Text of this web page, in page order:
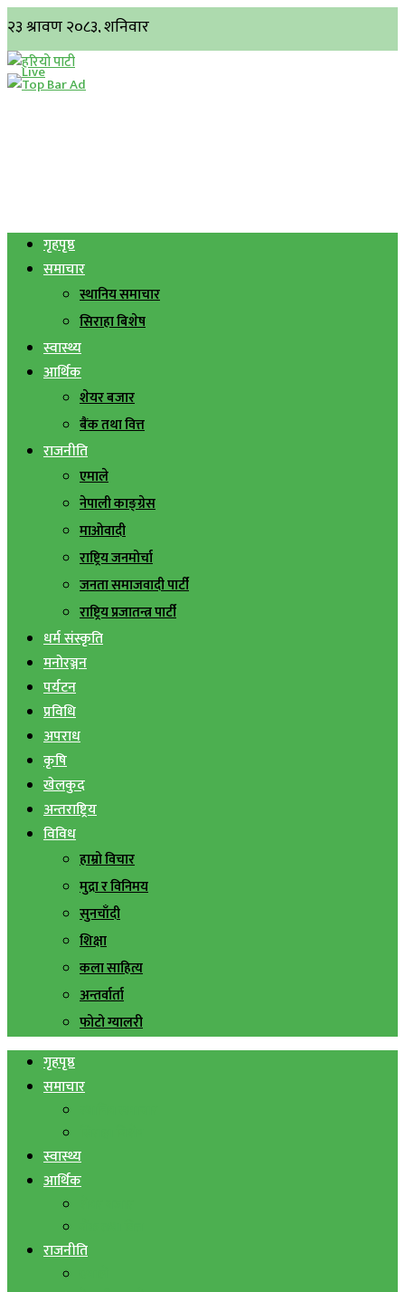
गृहपृष्ठ
समाचार
स्थानिय समाचार
सिराहा बिशेष
स्वास्थ्य
आर्थिक
शेयर बजार
बैंक तथा वित्त
राजनीति
एमाले
नेपाली काङ्ग्रेस
माओवादी
राष्ट्रिय जनमोर्चा
जनता समाजवादी पार्टी
राष्ट्रिय प्रजातन्त्र पार्टी
धर्म संस्कृति
मनोरञ्जन
पर्यटन
प्रविधि
अपराध
कृषि
खेलकुद
अन्तराष्ट्रिय
विविध
हाम्रो विचार
मुद्रा र विनिमय
सुनचाँदी
शिक्षा
कला साहित्य
अन्तर्वार्ता
फोटो ग्यालरी
गृहपृष्ठ
समाचार
स्वास्थ्य
आर्थिक
राजनीति